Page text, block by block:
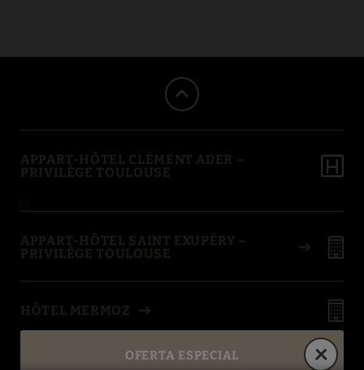
APPART-HÔTEL CLÉMENT ADER –
PRIVILÈGE TOULOUSE
APPART-HÔTEL SAINT EXUPÉRY –
PRIVILÈGE TOULOUSE
HÔTEL MERMOZ
OFERTA ESPECIAL